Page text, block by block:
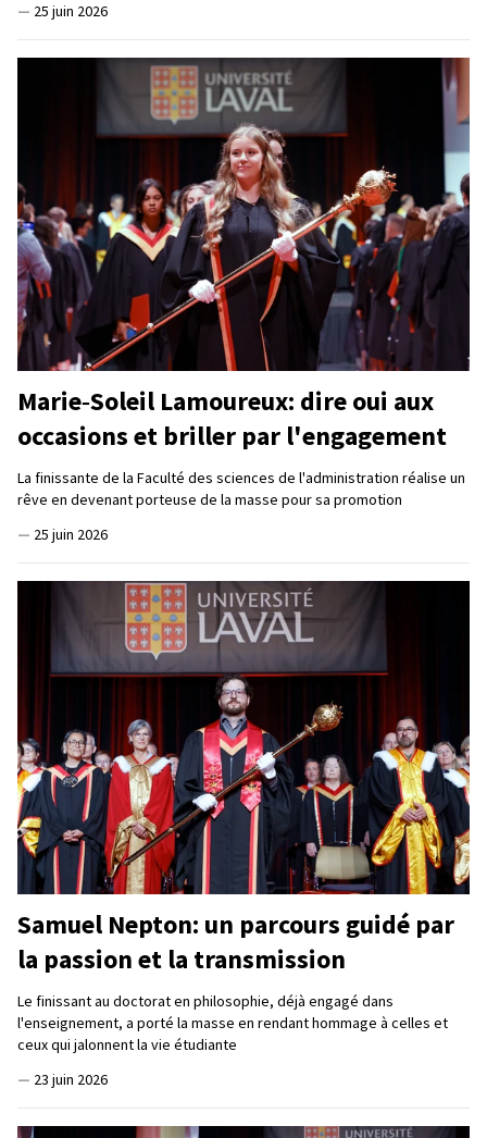
— 25 juin 2026
Marie‑Soleil Lamoureux: dire oui aux
occasions et briller par l'engagement
La finissante de la Faculté des sciences de l'administration réalise un
rêve en devenant porteuse de la masse pour sa promotion
— 25 juin 2026
Samuel Nepton: un parcours guidé par
la passion et la transmission
Le finissant au doctorat en philosophie, déjà engagé dans
l'enseignement, a porté la masse en rendant hommage à celles et
ceux qui jalonnent la vie étudiante
— 23 juin 2026